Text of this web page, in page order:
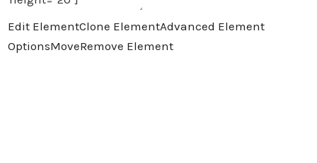
Edit ElementClone ElementAdvanced Element
OptionsMoveRemove Element